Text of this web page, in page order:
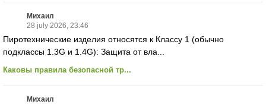
Михаил
28 july 2026, 23:46
Пиротехнические изделия относятся к Классу 1 (обычно
подклассы 1.3G и 1.4G): Защита от вла...
Каковы правила безопасной тр...
Михаил